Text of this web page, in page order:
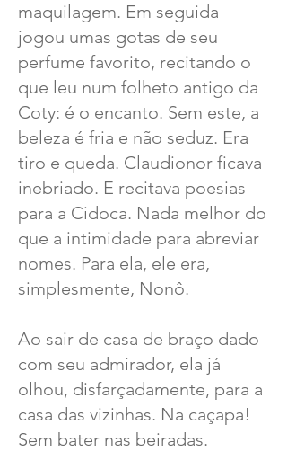
maquilagem. Em seguida
jogou umas gotas de seu
perfume favorito, recitando o
que leu num folheto antigo da
Coty: é o encanto. Sem este, a
beleza é fria e não seduz. Era
tiro e queda. Claudionor ficava
inebriado. E recitava poesias
para a Cidoca. Nada melhor do
que a intimidade para abreviar
nomes. Para ela, ele era,
simplesmente, Nonô.
Ao sair de casa de braço dado
com seu admirador, ela já
olhou, disfarçadamente, para a
casa das vizinhas. Na caçapa!
Sem bater nas beiradas.